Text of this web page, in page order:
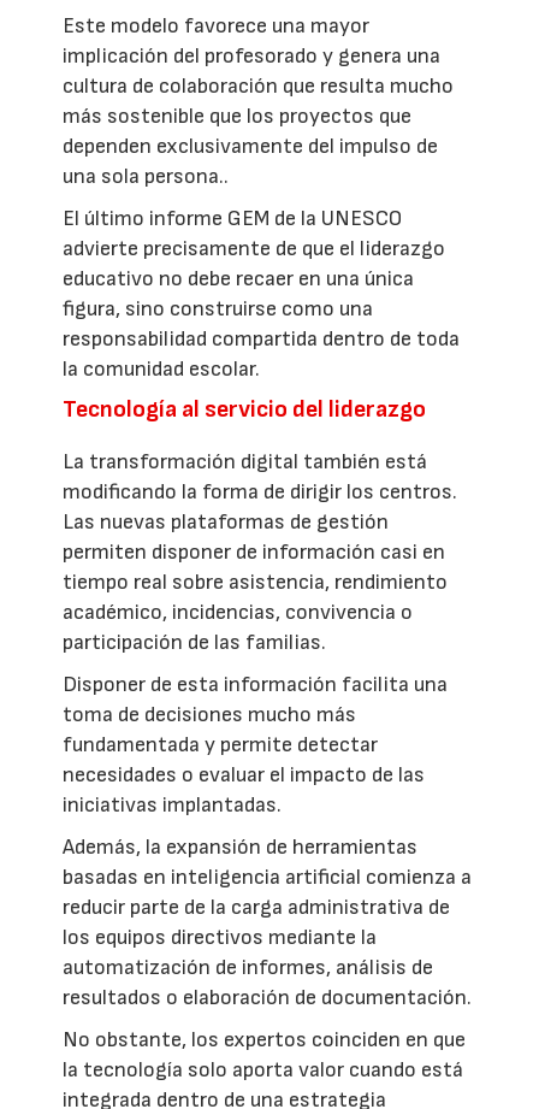
Este modelo favorece una mayor
implicación del profesorado y genera una
cultura de colaboración que resulta mucho
más sostenible que los proyectos que
dependen exclusivamente del impulso de
una sola persona..
El último informe GEM de la UNESCO
advierte precisamente de que el liderazgo
educativo no debe recaer en una única
figura, sino construirse como una
responsabilidad compartida dentro de toda
la comunidad escolar.
Tecnología al servicio del liderazgo
La transformación digital también está
modificando la forma de dirigir los centros.
Las nuevas plataformas de gestión
permiten disponer de información casi en
tiempo real sobre asistencia, rendimiento
académico, incidencias, convivencia o
participación de las familias.
Disponer de esta información facilita una
toma de decisiones mucho más
fundamentada y permite detectar
necesidades o evaluar el impacto de las
iniciativas implantadas.
Además, la expansión de herramientas
basadas en inteligencia artificial comienza a
reducir parte de la carga administrativa de
los equipos directivos mediante la
automatización de informes, análisis de
resultados o elaboración de documentación.
No obstante, los expertos coinciden en que
la tecnología solo aporta valor cuando está
integrada dentro de una estrategia